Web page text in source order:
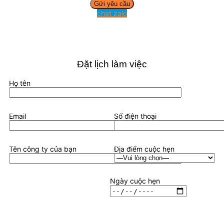
chat zalo
Đặt lịch làm việc
Họ tên
Email Số điện thoại
Tên công ty của bạn Địa điểm cuộc hẹn
Ngày cuộc hẹn